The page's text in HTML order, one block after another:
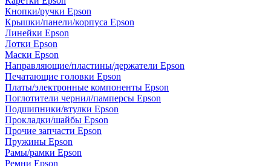
Кнопки/ручки Epson
Крышки/панели/корпуса Epson
Линейки Epson
Лотки Epson
Маски Epson
Направляющие/пластины/держатели Epson
Печатающие головки Epson
Платы/электронные компоненты Epson
Поглотители чернил/памперсы Epson
Подшипники/втулки Epson
Прокладки/шайбы Epson
Прочие запчасти Epson
Пружины Epson
Рамы/рамки Epson
Ремни Epson